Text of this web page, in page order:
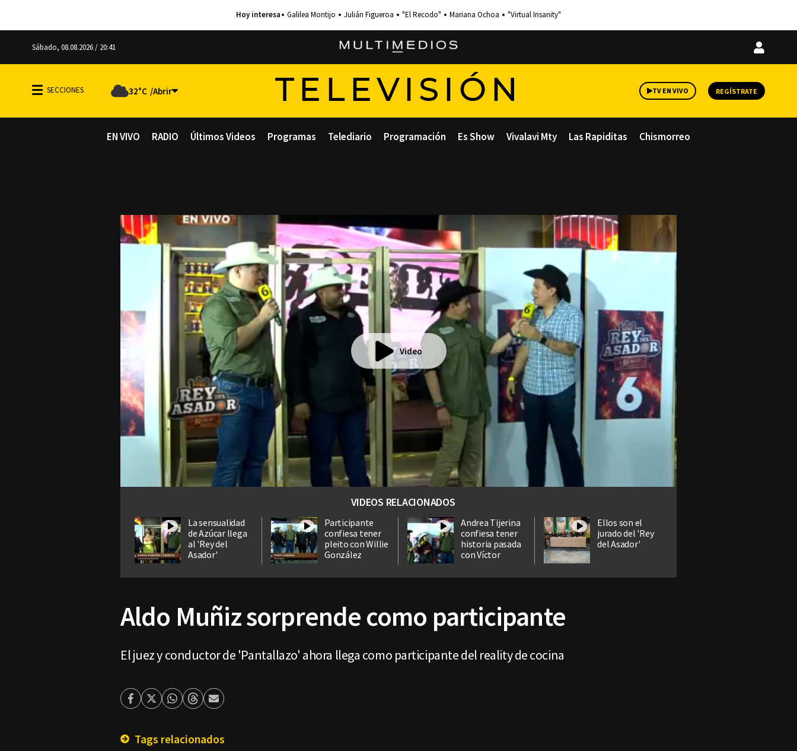
Galilea Montijo Julián Figueroa "El Recodo" Mariana Ochoa "Virtual Insanity"
Sábado, 08.08.2026 / 20:41
Iniciar
32°C TELEVISIÓN TV EN VIVO REGÍSTRATE
EN VIVO RADIO Últimos Videos Programas Telediario Programación Es Show Vivalavi Mty Las Rapiditas Chismorreo
Video
VIDEOS RELACIONADOS
La sensualidad
de Azúcar llega
al 'Rey del
Asador'
Participante
confiesa tener
pleito con Willie
González
Andrea Tijerina
confiesa tener
historia pasada
con Víctor
Ellos son el
jurado del 'Rey
del Asador'
Aldo Muñiz sorprende como participante
El juez y conductor de 'Pantallazo' ahora llega como participante del reality de cocina
Facebook
TwitterWhatsapp
ThreadsEnviar
Tags relacionados